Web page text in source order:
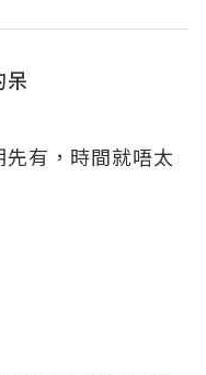
呆
有，時間就唔太